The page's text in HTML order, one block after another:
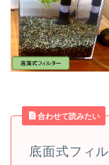
合わせて読みたい
底面式フィ